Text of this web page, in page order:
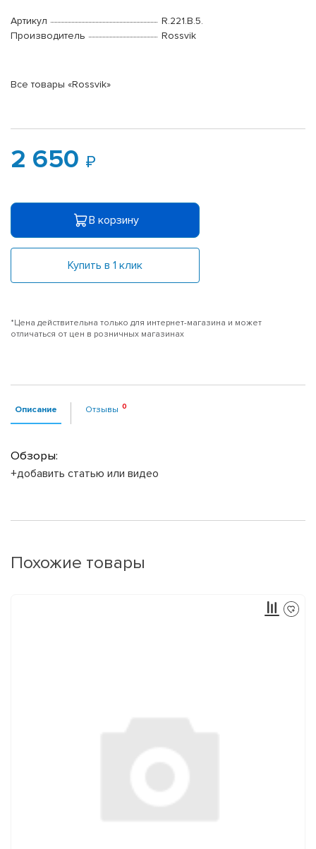
Артикул
R.221.B.5.
Производитель
Rossvik
Все товары «Rossvik»
2 650
В корзину
Купить в 1 клик
*Цена действительна только для интернет-магазина и может
отличаться от цен в розничных магазинах
Описание Отзывы
Обзоры:
+добавить статью или видео
Похожие товары